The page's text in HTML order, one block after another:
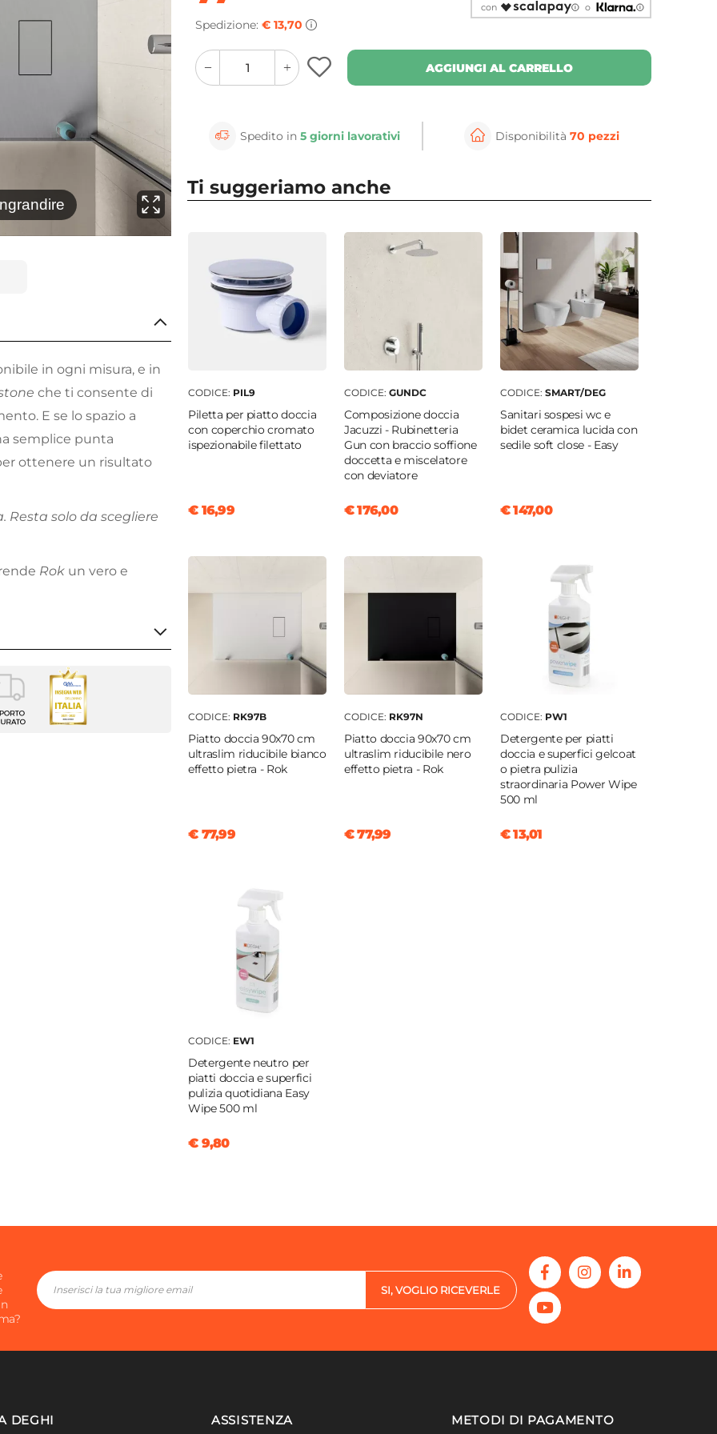
⚲ Clicca per ingrandire
in ogni misura, e in
che ti consente di
E se lo spazio a
semplice punta
ottenere un risultato
Resta solo da scegliere
Rok un vero e
cm
Spedizione: € 13,70
con
o
quantity
button
quantity
minus
button
AGGIUNGI AL CARRELLO
Spedito in5 giorni lavorativi Disponibilità 70 pezzi
Ti suggeriamo anche
CODICE: PIL9
Piletta per piatto doccia
con coperchio cromato
ispezionabile filettato
€ 16,99
CODICE: GUNDC
Composizione doccia
Jacuzzi - Rubinetteria
Gun con braccio soffione
doccetta e miscelatore
con deviatore
€ 176,00
CODICE: SMART/DEG
Sanitari sospesi wc e
bidet ceramica lucida con
sedile soft close - Easy
€ 147,00
CODICE: RK97B
Piatto doccia 90x70 cm
ultraslim riducibile bianco
effetto pietra - Rok
€ 77,99
CODICE: RK97N
Piatto doccia 90x70 cm
ultraslim riducibile nero
effetto pietra - Rok
€ 77,99
CODICE: PW1
Detergente per piatti
doccia e superfici gelcoat
o pietra pulizia
straordinaria Power Wipe
500 ml
€ 13,01
CODICE: EW1
Detergente neutro per
piatti doccia e superfici
pulizia quotidiana Easy
Wipe 500 ml
€ 9,80
SI, VOGLIO RICEVERLE
DEGHI ASSISTENZA METODI DI PAGAMENTO